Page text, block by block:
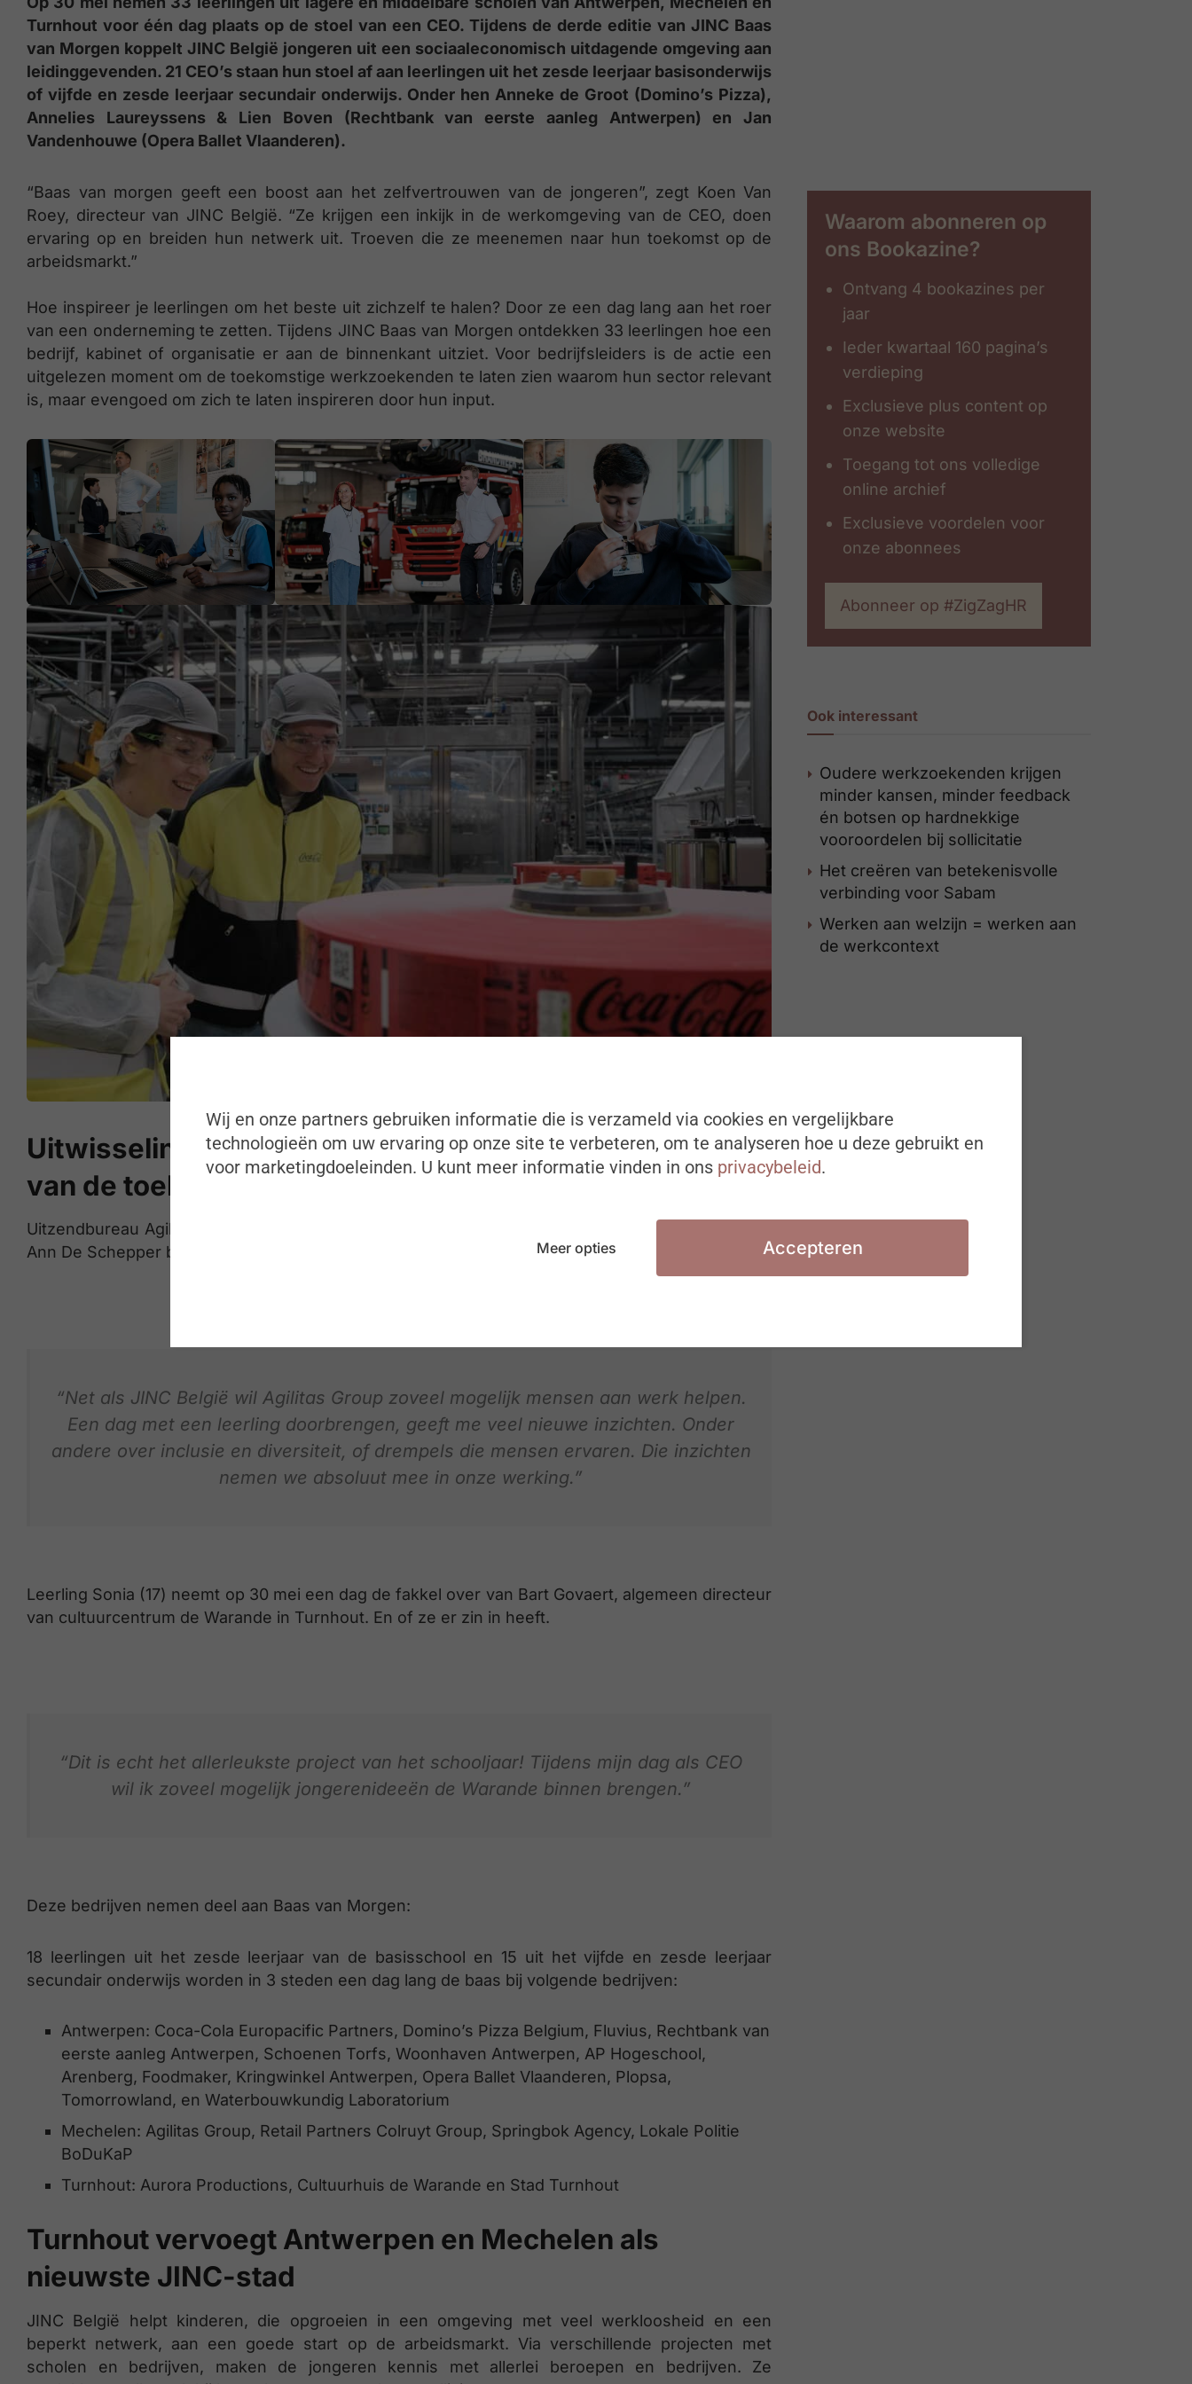
Turnhout voor één dag plaats op de stoel van een CEO. Tijdens de derde editie van JINC Baas
van Morgen koppelt JINC België jongeren uit een sociaaleconomisch uitdagende omgeving aan
leidinggevenden. 21 CEO’s staan hun stoel af aan leerlingen uit het zesde leerjaar basisonderwijs
of vijfde en zesde leerjaar secundair onderwijs. Onder hen Anneke de Groot (Domino’s Pizza),
Annelies Laureyssens & Lien Boven (Rechtbank van eerste aanleg Antwerpen) en Jan
Vandenhouwe (Opera Ballet Vlaanderen).
“Baas van morgen geeft een boost aan het zelfvertrouwen van de jongeren”, zegt Koen Van
Roey, directeur van JINC België. “Ze krijgen een inkijk in de werkomgeving van de CEO, doen
ervaring op en breiden hun netwerk uit. Troeven die ze meenemen naar hun toekomst op de
arbeidsmarkt.”
​Hoe inspireer je leerlingen om het beste uit zichzelf te halen? Door ze een dag lang aan het roer
van een onderneming te zetten. Tijdens JINC Baas van Morgen ontdekken 33 leerlingen hoe een
bedrijf, kabinet of organisatie er aan de binnenkant uitziet. Voor bedrijfsleiders is de actie een
uitgelezen moment om de toekomstige werkzoekenden te laten zien waarom hun sector relevant
is, maar evengoed om zich te laten inspireren door hun input.
Uitwisselingen tussen de bedrijfswereld en het talent
van de toekomst
Uitzendbureau Agilitas neemt al voor de tweede keer deel aan JINC Baas van Morgen. Voor CEO
Ann De Schepper betekent de actie een enorme meerwaarde.
“Net als JINC België wil Agilitas Group zoveel mogelijk mensen aan werk helpen.
Een dag met een leerling doorbrengen, geeft me veel nieuwe inzichten. Onder
andere over inclusie en diversiteit, of drempels die mensen ervaren. Die inzichten
nemen we absoluut mee in onze werking.”
Leerling Sonia (17) neemt op 30 mei een dag de fakkel over van Bart Govaert, algemeen directeur
van cultuurcentrum de Warande in Turnhout. En of ze er zin in heeft.
“Dit is echt het allerleukste project van het schooljaar! Tijdens mijn dag als CEO
wil ik zoveel mogelijk jongerenideeën de Warande binnen brengen.”
Deze bedrijven nemen deel aan Baas van Morgen:
18 leerlingen uit het zesde leerjaar van de basisschool en 15 uit het vijfde en zesde leerjaar
secundair onderwijs worden in 3 steden een dag lang de baas bij volgende bedrijven:
Antwerpen: Coca-Cola Europacific Partners, Domino’s Pizza Belgium, Fluvius, Rechtbank van
eerste aanleg Antwerpen, Schoenen Torfs, Woonhaven Antwerpen, AP Hogeschool,
Arenberg, Foodmaker, Kringwinkel Antwerpen, Opera Ballet Vlaanderen, Plopsa,
Tomorrowland, en Waterbouwkundig Laboratorium
Mechelen: Agilitas Group, Retail Partners Colruyt Group, Springbok Agency, Lokale Politie
BoDuKaP
Turnhout: Aurora Productions, Cultuurhuis de Warande en Stad Turnhout
Turnhout vervoegt Antwerpen en Mechelen als
nieuwste JINC-stad
JINC België helpt kinderen, die opgroeien in een omgeving met veel werkloosheid en een
beperkt netwerk, aan een goede start op de arbeidsmarkt. Via verschillende projecten met
scholen en bedrijven, maken de jongeren kennis met allerlei beroepen en bedrijven. Ze
Waarom abonneren op
ons Bookazine?
Ontvang 4 bookazines per
jaar
Ieder kwartaal 160 pagina’s
verdieping
Exclusieve plus content op
onze website
Toegang tot ons volledige
online archief
Exclusieve voordelen voor
onze abonnees
Abonneer op #ZigZagHR
Ook interessant
Oudere werkzoekenden krijgen
minder kansen, minder feedback
én botsen op hardnekkige
vooroordelen bij sollicitatie
Het creëren van betekenisvolle
verbinding voor Sabam
Werken aan welzijn = werken aan
de werkcontext
Wij en onze partners gebruiken informatie die is verzameld via cookies en vergelijkbare
technologieën om uw ervaring op onze site te verbeteren, om te analyseren hoe u deze gebruikt en
voor marketingdoeleinden. U kunt meer informatie vinden in ons privacybeleid.
Meer opties Accepteren